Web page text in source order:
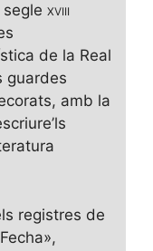
xviii
de la Real
guardes
amb la
registres de